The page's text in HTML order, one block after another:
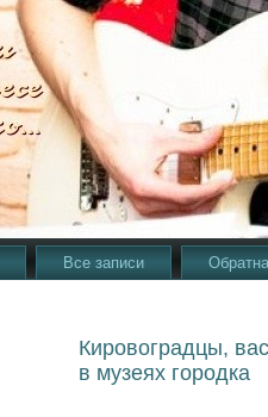
Все записи
Кировоградцы,
в музеях городка